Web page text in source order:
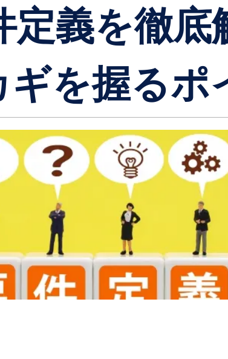
定義を徹底
ギを握るポ